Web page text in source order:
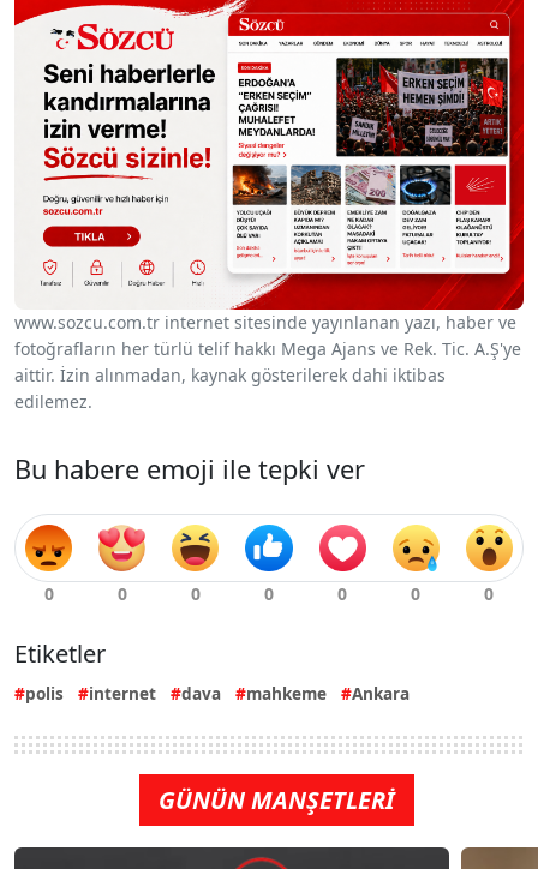
www.sozcu.com.tr internet sitesinde yayınlanan yazı, haber ve
fotoğrafların her türlü telif hakkı Mega Ajans ve Rek. Tic. A.Ş'ye
aittir. İzin alınmadan, kaynak gösterilerek dahi iktibas
edilemez.
Bu habere emoji ile tepki ver
Etiketler
polis internet dava mahkeme Ankara
GÜNÜN MANŞETLERİ